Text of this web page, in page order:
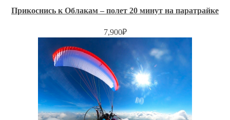
Прикоснись к Облакам – полет 20 минут на паратрайке
7,900₽